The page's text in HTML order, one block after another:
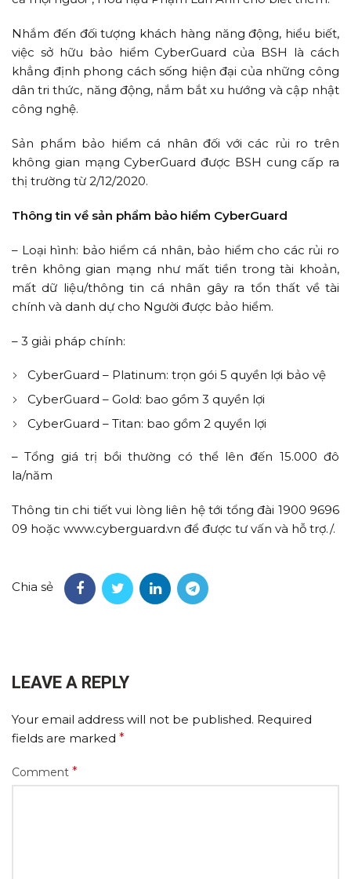
Nhắm đến đối tượng khách hàng năng động, hiểu biết,
việc sở hữu bảo hiểm CyberGuard của BSH là cách
khẳng định phong cách sống hiện đại của những công
dân tri thức, năng động, nắm bắt xu hướng và cập nhật
công nghệ.
Sản phẩm bảo hiểm cá nhân đối với các rủi ro trên
không gian mạng CyberGuard được BSH cung cấp ra
thị trường từ 2/12/2020.
Thông tin về sản phẩm bảo hiểm CyberGuard
– Loại hình: bảo hiểm cá nhân, bảo hiểm cho các rủi ro
trên không gian mạng như mất tiền trong tài khoản,
mất dữ liệu/thông tin cá nhân gây ra tổn thất về tài
chính và danh dự cho Người được bảo hiểm.
– 3 giải pháp chính:
CyberGuard – Platinum: trọn gói 5 quyền lợi bảo vệ
CyberGuard – Gold: bao gồm 3 quyền lợi
CyberGuard – Titan: bao gồm 2 quyền lợi
– Tổng giá trị bồi thường có thể lên đến 15.000 đô
la/năm
Thông tin chi tiết vui lòng liên hệ tới tổng đài 1900 9696
09 hoặc www.cyberguard.vn để được tư vấn và hỗ trợ./.
Chia sẻ
LEAVE A REPLY
Your email address will not be published. Required
fields are marked *
Comment *